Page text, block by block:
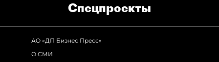
Спец­проекты
АО «ДП Бизнес Пресс»
О СМИ